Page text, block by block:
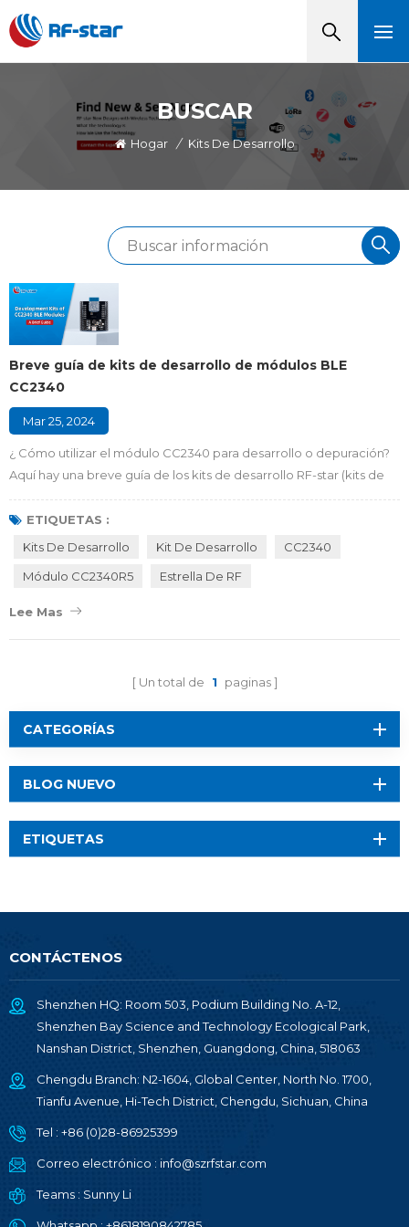
BUSCAR
Hogar / Kits De Desarrollo
Breve guía de kits de desarrollo de módulos BLE
CC2340
Mar 25, 2024
¿ Cómo utilizar el módulo CC2340 para desarrollo o depuración?
Aquí hay una breve guía de los kits de desarrollo RF-star (kits de
desarrollo) diseñados para módulos BLE CC2340R5, que ayudan a
los desarrolladores a evaluar eficientemente sus proyectos y
acelerar el proceso de diseño. En primer lugar, echemos un
CC2340. RF-BM-2340xx son ...
ETIQUETAS :
Kits De Desarrollo
Kit De Desarrollo
CC2340
Módulo CC2340R5
Estrella De RF
Lee Mas
Un total de 1 paginas
CATEGORÍAS
BLOG NUEVO
ETIQUETAS
CONTÁCTENOS
Shenzhen HQ: Room 503, Podium Building No. A-12,
Shenzhen Bay Science and Technology Ecological Park,
Nanshan District, Shenzhen, Guangdong, China, 518063
Chengdu Branch: N2-1604, Global Center, North No. 1700,
Tianfu Avenue, Hi-Tech District, Chengdu, Sichuan, China
Tel : +86 (0)28-86925399
Correo electrónico : info@szrfstar.com
Teams : Sunny Li